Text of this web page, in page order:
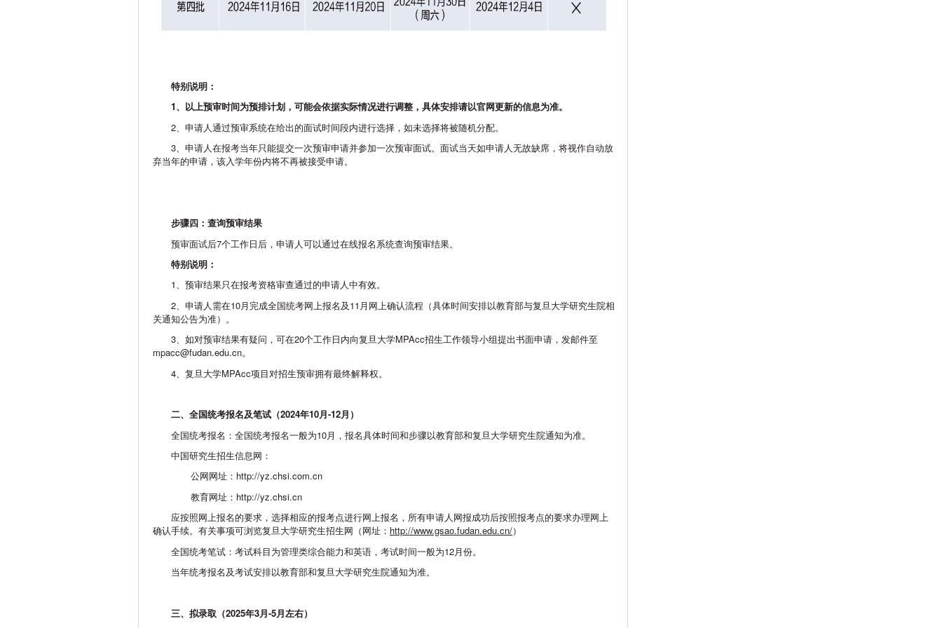
特别说明：
1、以上预审时间为预排计划，可能会依据实际情况进行调整，具体安排请以官网更新的信息为准。
2、申请人通过预审系统在给出的面试时间段内进行选择，如未选择将被随机分配。
3、申请人在报考当年只能提交一次预审申请并参加一次预审面试。面试当天如申请人无故缺席，将视作自动放
弃当年的申请，该入学年份内将不再被接受申请。
步骤四：查询预审结果
预审面试后7个工作日后，申请人可以通过在线报名系统查询预审结果。
特别说明：
1、预审结果只在报考资格审查通过的申请人中有效。
2、申请人需在10月完成全国统考网上报名及11月网上确认流程（具体时间安排以教育部与复旦大学研究生院相
关通知公告为准）。
3、如对预审结果有疑问，可在20个工作日内向复旦大学MPAcc招生工作领导小组提出书面申请，发邮件至
mpacc@fudan.edu.cn。
4、复旦大学MPAcc项目对招生预审拥有最终解释权。
二、全国统考报名及笔试（2024年10月-12月）
全国统考报名：全国统考报名一般为10月，报名具体时间和步骤以教育部和复旦大学研究生院通知为准。
中国研究生招生信息网：
公网网址： http://yz.chsi.com.cn
教育网址： http://yz.chsi.cn
应按照网上报名的要求，选择相应的报考点进行网上报名，所有申请人网报成功后按照报考点的要求办理网上
确认手续。有关事项可浏览复旦大学研究生招生网（网址： http://www.gsao.fudan.edu.cn/）
全国统考笔试：考试科目为管理类综合能力和英语，考试时间一般为12月份。
当年统考报名及考试安排以教育部和复旦大学研究生院通知为准。
三、拟录取（2025年3月-5月左右）